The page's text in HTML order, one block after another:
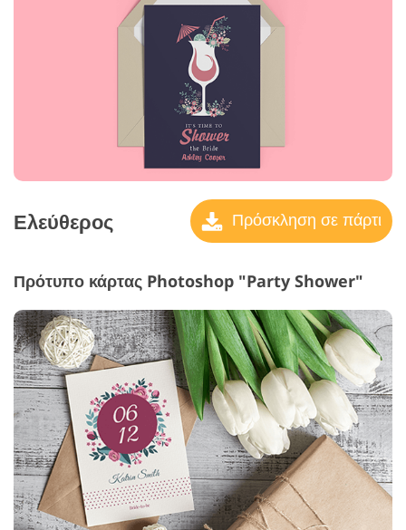
Ελεύθερος Πρόσκληση σε πάρτι
Πρότυπο κάρτας Photoshop "Party Shower"